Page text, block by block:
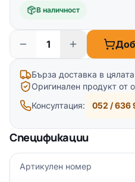
В наличност
Бърза доставка в
Оригинален продукт от
Консултация:
052 / 636
Спецификации
Артикулен номер